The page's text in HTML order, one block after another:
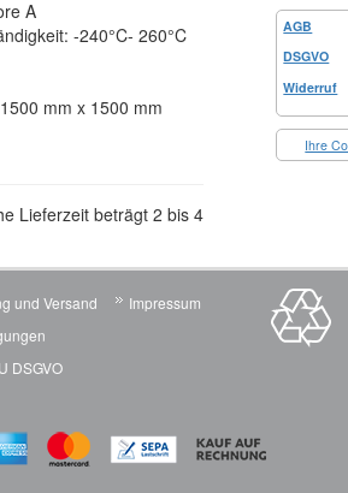
A
-240°C- 260°C
mm x 1500 mm
Lieferzeit beträgt 2 bis 4
AGB
DSGVO
Widerruf
Ihre
und Versand
Impressum
DSGVO